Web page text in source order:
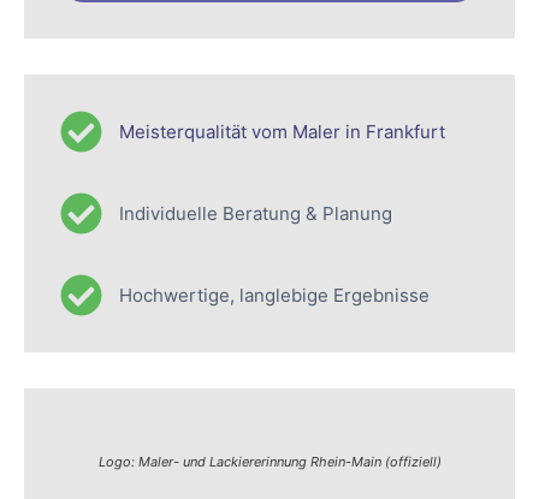
Meisterqualität vom Maler in Frankfurt
Individuelle Beratung & Planung
Hochwertige, langlebige Ergebnisse
Logo: Maler- und Lackiererinnung Rhein-Main (offiziell)